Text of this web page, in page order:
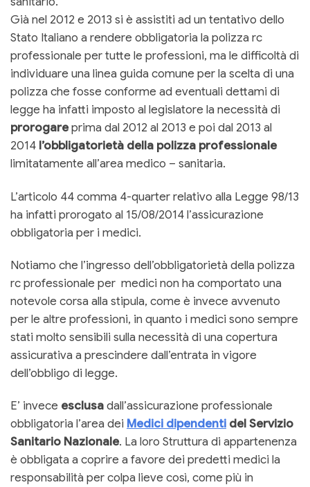
Già nel 2012 e 2013 si è assistiti ad un tentativo dello
Stato Italiano a rendere obbligatoria la polizza rc
professionale per tutte le professioni, ma le difficoltà di
individuare una linea guida comune per la scelta di una
polizza che fosse conforme ad eventuali dettami di
legge ha infatti imposto al legislatore la necessità di
prorogareprima dal 2012 al 2013 e poi dal 2013 al
2014 l’obbligatorietà della polizza professionale
limitatamente all’area medico – sanitaria.
L’articolo 44 comma 4-quarter relativo alla Legge 98/13
ha infatti prorogato al 15/08/2014 l’assicurazione
obbligatoria per i medici.
Notiamo che l’ingresso dell’obbligatorietà della polizza
rc professionale per medici non ha comportato una
notevole corsa alla stipula, come è invece avvenuto
per le altre professioni, in quanto i medici sono sempre
stati molto sensibili sulla necessità di una copertura
assicurativa a prescindere dall’entrata in vigore
dell’obbligo di legge.
E’ invece esclusadall’assicurazione professionale
obbligatoria l’area dei Medici dipendenti del Servizio
Sanitario Nazionale. La loro Struttura di appartenenza
è obbligata a coprire a favore dei predetti medici la
responsabilità per colpa lieve così, come più in